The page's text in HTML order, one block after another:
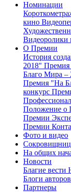
Номинации
кино
Видеоролики
О Премии
История
2018" Премия
Благо Мира –
Премия "На
конкурс
Положение о
Премии
Премии
Фото и видео
На общих
Новости
Благие вести
Блоги авторов
Партнеры